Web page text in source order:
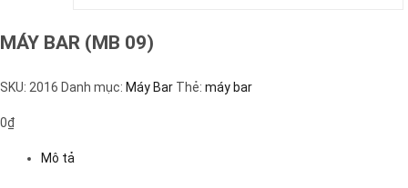
MÁY BAR (MB 09)
SKU: 2016 Danh mục: Máy Bar Thẻ: máy bar
0₫
Mô tả